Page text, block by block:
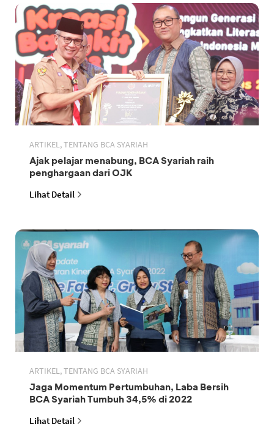
ARTIKEL, TENTANG BCA SYARIAH
Ajak pelajar menabung, BCA Syariah raih
penghargaan dari OJK
Lihat Detail
ARTIKEL, TENTANG BCA SYARIAH
Jaga Momentum Pertumbuhan, Laba Bersih
BCA Syariah Tumbuh 34,5% di 2022
Lihat Detail